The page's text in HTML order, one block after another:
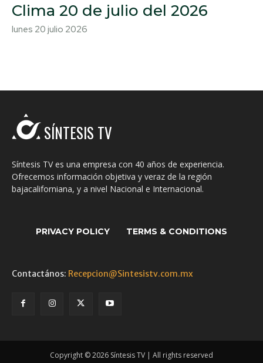
Clima 20 de julio del 2026
lunes 20 julio 2026
SÍNTESIS TV
Síntesis TV es una empresa con 40 años de experiencia.
Ofrecemos información objetiva y veraz de la región
bajacaliforniana, y a nivel Nacional e Internacional.
PRIVACY POLICY TERMS & CONDITIONS
Contactános: Recepcion@Sintesistv.com.mx
Copyright © 2026 Síntesis TV | All rights reserved